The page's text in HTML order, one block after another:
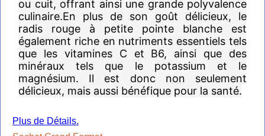
ou cuit, offrant ainsi une grande polyvalence
culinaire.En plus de son goût délicieux, le
radis rouge à petite pointe blanche est
également riche en nutriments essentiels tels
que les vitamines C et B6, ainsi que des
minéraux tels que le potassium et le
magnésium. Il est donc non seulement
délicieux, mais aussi bénéfique pour la santé.
Plus de Détails.